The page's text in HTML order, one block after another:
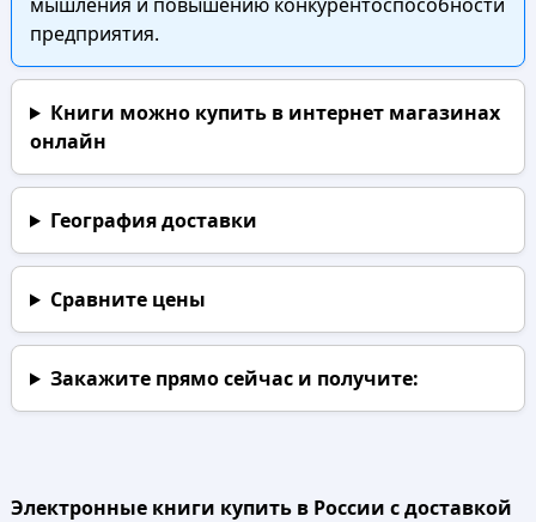
предприятия.
Книги можно купить в интернет магазинах
онлайн
География доставки
Сравните цены
Закажите прямо сейчаси получите:
Электронные книги купить в России с доставкой